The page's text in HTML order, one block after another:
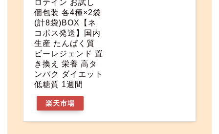
ロテイン お試し
個包装 各4種×2袋
(計8袋)BOX【ネ
コポス発送】国内
生産 たんぱく質
ビーレジェンド 置
き換え 栄養 高タ
ンパク ダイエット
低糖質 1週間
楽天市場